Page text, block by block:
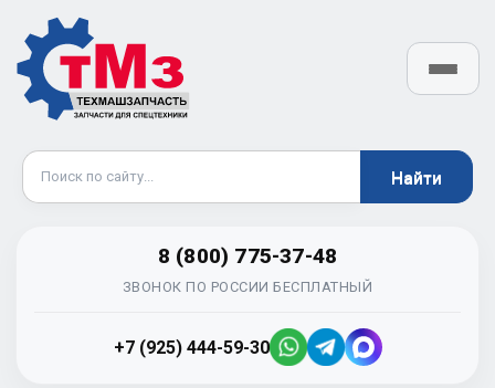
8 (800) 775-37-48
ЗВОНОК ПО РОССИИ БЕСПЛАТНЫЙ
+7 (925) 444-59-30